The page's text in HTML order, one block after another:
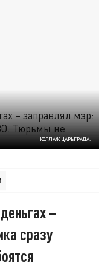
КОЛЛАЖ ЦАРЬГРАДА.
–
сразу